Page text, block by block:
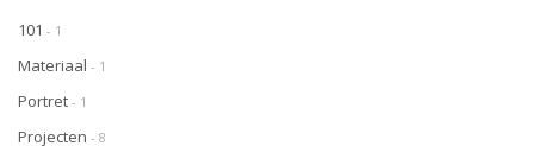
101 - 1
Materiaal - 1
Portret - 1
Projecten - 8